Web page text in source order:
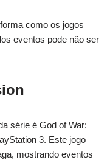
como os jogos
eventos pode não ser
série é God of War:
3. Este jogo
mostrando eventos